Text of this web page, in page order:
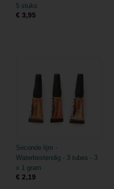
5 stuks
€ 3,95
Seconde lijm -
Waterbestendig - 3 tubes - 3
x 1 gram
€ 2,19